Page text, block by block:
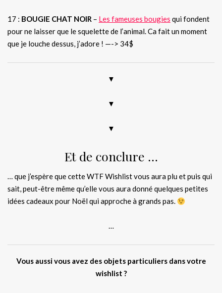
17 : BOUGIE CHAT NOIR – Les fameuses bougies qui fondent
pour ne laisser que le squelette de l’animal. Ca fait un moment
que je louche dessus, j’adore ! —-> 34$
▼
▼
▼
Et de conclure …
… que j’espère que cette WTF Wishlist vous aura plu et puis qui
sait, peut-être même qu’elle vous aura donné quelques petites
idées cadeaux pour Noël qui approche à grands pas.
…
Vous aussi vous avez des objets particuliers dans votre
wishlist ?